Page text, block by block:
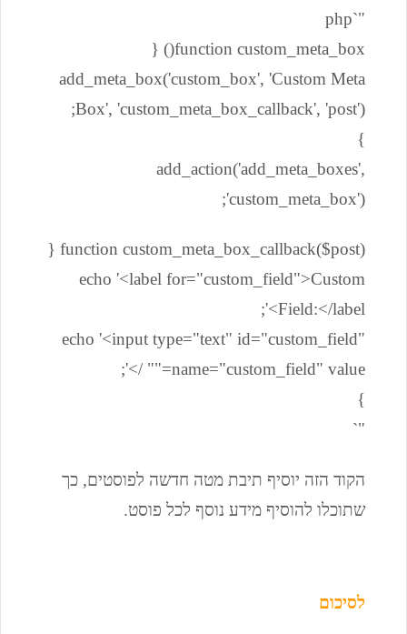
"`php
function custom_meta_box() {
add_meta_box('custom_box', 'Custom Meta
Box', 'custom_meta_box_callback', 'post');
}
add_action('add_meta_boxes',
'custom_meta_box');
function custom_meta_box_callback($post) {
echo '<label for="custom_field">Custom
Field:</label>';
echo '<input type="text" id="custom_field"
name="custom_field" value="" />';
}
"`
הקוד הזה יוסיף תיבת מטה חדשה לפוסטים, כך
שתוכלו להוסיף מידע נוסף לכל פוסט.
לסיכום